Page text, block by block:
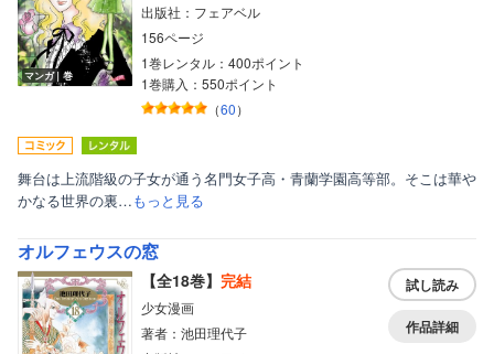
マンガ｜巻
出版社：フェアベル
156ページ
1巻レンタル：400ポイント
1巻購入：550ポイント
（60）
舞台は上流階級の子女が通う名門女子高・青蘭学園高等部。そこは華や
かなる世界の裏…もっと見る
オルフェウスの窓
【全18巻】 完結
少女漫画
著者：池田理代子
試し読み
作品詳細